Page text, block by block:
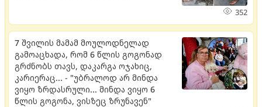
352
7 შვილის მამამ მოულოდნელად
გამოაცხადა, რომ 6 წლის გოგონად
გრძნობს თავს, დაკარგა ოჯახიც,
კარიერაც... - "უბრალოდ არ მინდა
ვიყო ზრდასრული... მინდა ვიყო 6
წლის გოგონა, ვისზეც ზრუნავენ"